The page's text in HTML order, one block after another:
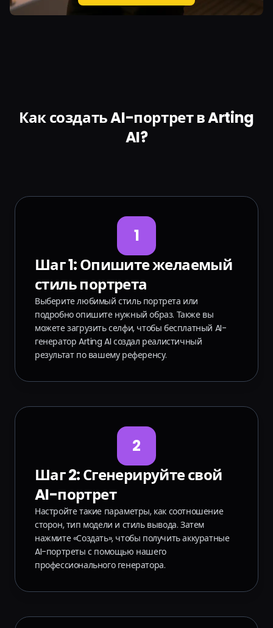
Как создать AI-портрет в Arting
AI?
1
Шаг 1: Опишите желаемый
стиль портрета
Выберите любимый стиль портрета или
подробно опишите нужный образ. Также вы
можете загрузить селфи, чтобы бесплатный AI-
генератор Arting AI создал реалистичный
результат по вашему референсу.
2
Шаг 2: Сгенерируйте свой
AI-портрет
Настройте такие параметры, как соотношение
сторон, тип модели и стиль вывода. Затем
нажмите «Создать», чтобы получить аккуратные
AI-портреты с помощью нашего
профессионального генератора.